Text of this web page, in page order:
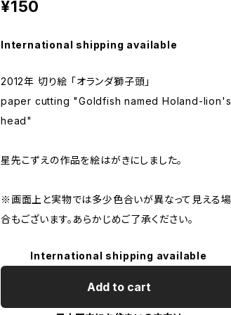
¥150
International shipping available
2012年 切り絵 「オランダ獅子頭」
paper cutting "Goldfish named Holand-lion's
head"
星先こずえの作品を絵はがきにしました。
※画面上と実物では多少色合いが異なって見える場
合もございます。あらかじめご了承ください。
International shipping available
Add to cart